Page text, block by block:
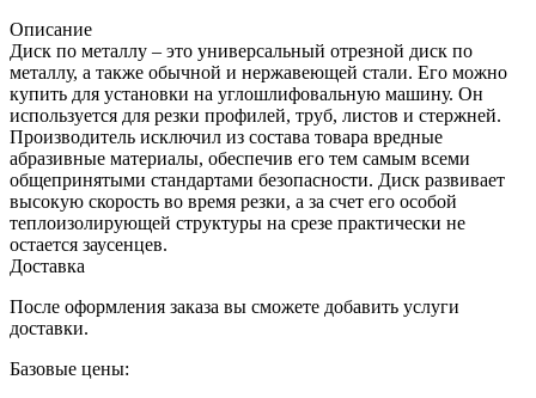
Описание
Диск по металлу – это универсальный отрезной диск по
металлу, а также обычной и нержавеющей стали. Его можно
купить для установки на углошлифовальную машину. Он
используется для резки профилей, труб, листов и стержней.
Производитель исключил из состава товара вредные
абразивные материалы, обеспечив его тем самым всеми
общепринятыми стандартами безопасности. Диск развивает
высокую скорость во время резки, а за счет его особой
теплоизолирующей структуры на срезе практически не
остается заусенцев.
Доставка
После оформления заказа вы сможете добавить услуги
доставки.
Базовые цены: